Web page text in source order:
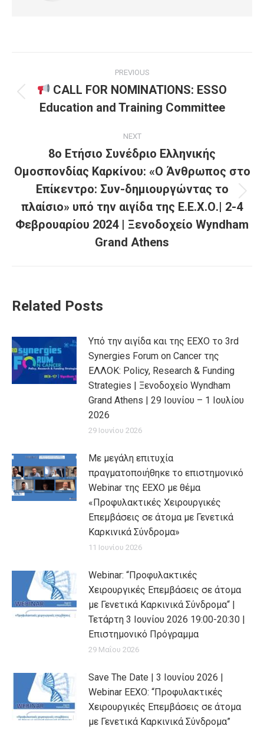
PREVIOUS
CALL FOR NOMINATIONS: ESSO
Education and Training Committee
NEXT
8ο Ετήσιο Συνέδριο Ελληνικής
Ομοσπονδίας Καρκίνου: «Ο Άνθρωπος στο
Επίκεντρο: Συν-δημιουργώντας το
πλαίσιο» υπό την αιγίδα της Ε.Ε.Χ.Ο.| 2-4
Φεβρουαρίου 2024 | Ξενοδοχείο Wyndham
Grand Athens
Related Posts
Υπό την αιγίδα και της ΕΕΧΟ το 3rd
Synergies Forum on Cancer της
ΕΛΛΟΚ: Policy, Research & Funding
Strategies | Ξενοδοχείο Wyndham
Grand Athens | 29 Ιουνίου – 1 Ιουλίου
2026
29 Ιουνίου 2026
Με μεγάλη επιτυχία
πραγματοποιήθηκε το επιστημονικό
Webinar της ΕΕΧΟ με θέμα
«Προφυλακτικές Χειρουργικές
Επεμβάσεις σε άτομα με Γενετικά
Καρκινικά Σύνδρομα»
11 Ιουνίου 2026
Webinar: “Προφυλακτικές
Χειρουργικές Επεμβάσεις σε άτομα
με Γενετικά Καρκινικά Σύνδρομα“ |
Τετάρτη 3 Ιουνίου 2026 19:00-20:30 |
Επιστημονικό Πρόγραμμα
29 Μαΐου 2026
Save The Date | 3 Ιουνίου 2026 |
Webinar EEXO: “Προφυλακτικές
Χειρουργικές Επεμβάσεις σε άτομα
με Γενετικά Καρκινικά Σύνδρομα”